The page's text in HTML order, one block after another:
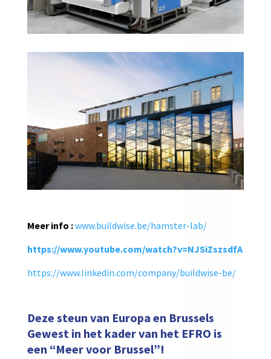
Meer info :www.buildwise.be/hamster-lab/
https://www.youtube.com/watch?v=NJSiZszsdfA
https://www.linkedin.com/company/buildwise-be/
Deze steun van Europa en Brussels
Gewest in het kader van het EFRO is
een “Meer voor Brussel”!